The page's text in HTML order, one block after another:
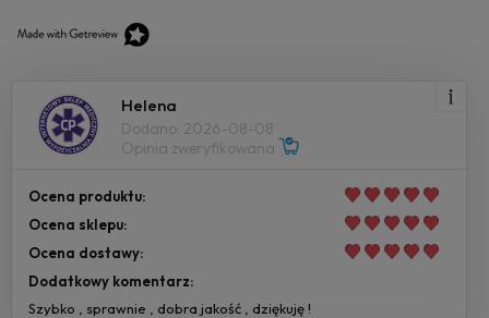
Helena
Dodano: 2026-08-08
Opinia zweryfikowana
Ocena produktu:
Ocena sklepu:
Ocena dostawy:
Dodatkowy komentarz:
Szybko , sprawnie , dobra jakość , dziękuję !